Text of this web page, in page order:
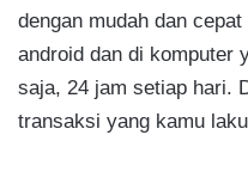
dengan mudah dan
android dan di komputer
saja, 24 jam setiap hari.
transaksi yang kamu